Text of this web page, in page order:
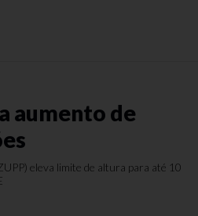
aumento de
eleva limite de altura para até 10